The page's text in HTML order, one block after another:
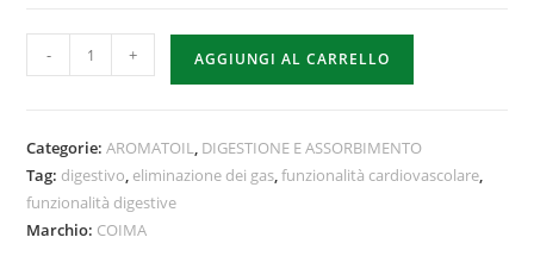
- + AGGIUNGI AL CARRELLO
Categorie:AROMATOIL, DIGESTIONE E ASSORBIMENTO
Tag: digestivo, eliminazione dei gas,funzionalità cardiovascolare,
funzionalità digestive
Marchio: COIMA